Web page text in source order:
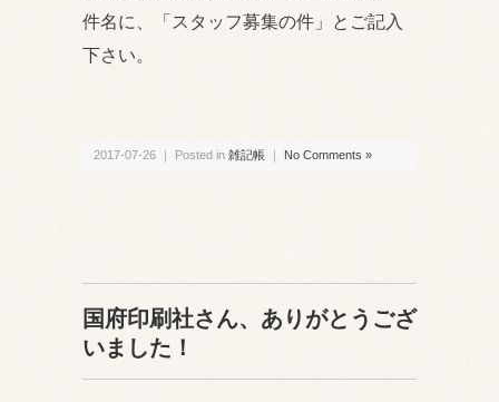
件名に、「スタッフ募集の件」とご記入
下さい。
2017-07-26 ｜ Posted in 雑記帳 ｜ No Comments »
国府印刷社さん、ありがとうござ
いました！